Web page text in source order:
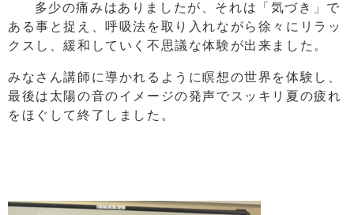
多少の痛みはありましたが、それは「気づき」で
ある事と捉え、呼吸法を取り入れながら徐々にリラッ
クスし、緩和していく不思議な体験が出来ました。
みなさん講師に導かれるように瞑想の世界を体験し、
最後は太陽の音のイメージの発声でスッキリ夏の疲れ
をほぐして終了しました。